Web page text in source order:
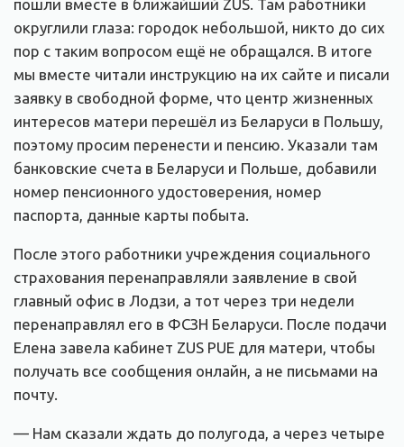
пошли вместе в ближайший ZUS. Там работники
округлили глаза: городок небольшой, никто до сих
пор с таким вопросом ещё не обращался. В итоге
мы вместе читали инструкцию на их сайте и писали
заявку в свободной форме, что центр жизненных
интересов матери перешёл из Беларуси в Польшу,
поэтому просим перенести и пенсию. Указали там
банковские счета в Беларуси и Польше, добавили
номер пенсионного удостоверения, номер
паспорта, данные карты побыта.
После этого работники учреждения социального
страхования перенаправляли заявление в свой
главный офис в Лодзи, а тот через три недели
перенаправлял его в ФСЗН Беларуси. После подачи
Елена завела кабинет ZUS PUE для матери, чтобы
получать все сообщения онлайн, а не письмами на
почту.
— Нам сказали ждать до полугода, а через четыре